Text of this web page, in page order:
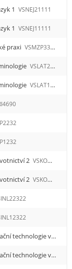
1 VSNEJ21111
1 VSNEJ11111
praxi VSMZP3345
VSLAT2111
VSLAT1111
2 VSKOM22322
2 VSKOM12322
VSIKT23513 Informační a komunikační technologie ve zdravotnictví 3
VSIKT22311 Informační a komunikační technologie ve zdravotnictví 1